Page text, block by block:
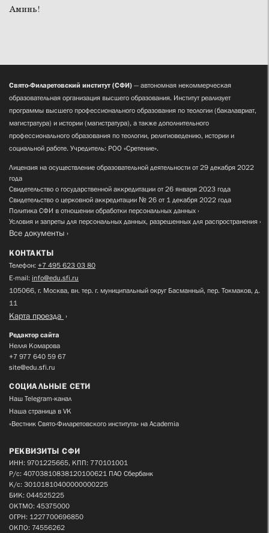
Аминь!
Свято-Филаретовский институт (СФИ) — автономная некоммерческая
образовательная организация высшего образования. Институт реализует
программы высшего профессионального образования по теологии (бакалавриат,
магистратура) и истории (магистратура), а также дополнительного
профессионального образования по теологии, религиоведению, истории и
социальной работе. Учредитель: РОО «Сретение».
Лицензия на осуществление образовательной деятельности от 29 декабря 2022
года
Свидетельство о государственной аккредитации от 26 января 2023 года
Свидетельство о церковной аккредитации № 26 от 1 декабря 2022 года
Политика СФИ в отношении обработки персональных данных
Условия и запреты для персональных данных, разрешенных для распространения
Все документы
КОНТАКТЫ
Телефон: +7 495 623 03 80
E-mail: info@edu.sfi.ru
105066, г. Москва, вн. тер. г. муниципальный округ Басманный, пер. Токмаков, д.
11
Карта проезда
Редактор сайта
Нелля Комарова
+7 977 640 59 67
site@edu.sfi.ru
СОЦИАЛЬНЫЕ СЕТИ
Наш Telegram-канал
Наша страница в VK
«Вестник Свято-Филаретовского института» на Academia
РЕКВИЗИТЫ СФИ
ИНН: 9701225665, КПП: 770101001
Р/с: 40703810838120100621 ПАО Сбербанк
К/с: 30101810400000000225
БИК: 044525225
ОКТМО: 45375000
ОГРН: 1227700696850
ОКПО: 74556262